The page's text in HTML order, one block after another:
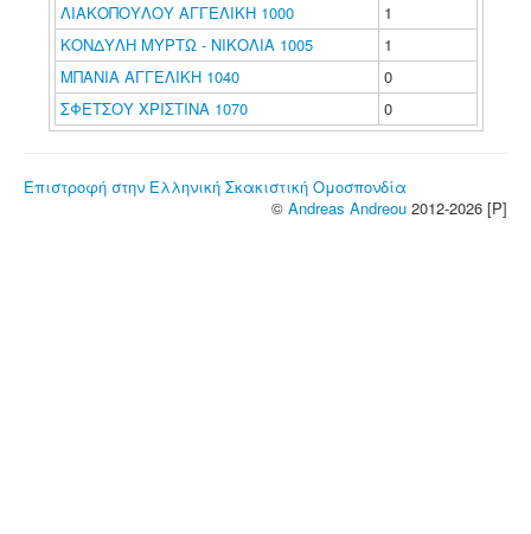
ΛΙΑΚΟΠΟΥΛΟΥ ΑΓΓΕΛΙΚΗ 1000
1
ΚΟΝΔΥΛΗ ΜΥΡΤΩ - ΝΙΚΟΛΙΑ 1005
1
ΜΠΑΝΙΑ ΑΓΓΕΛΙΚΗ 1040
0
ΣΦΕΤΣΟΥ ΧΡΙΣΤΙΝΑ 1070
0
Επιστροφή στην Ελληνική Σκακιστική Ομοσπονδία
© Andreas Andreou 2012-2026 [P]